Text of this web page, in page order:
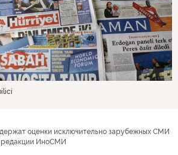
оценки исключительно зарубежных СМИ
редакции ИноСМИ